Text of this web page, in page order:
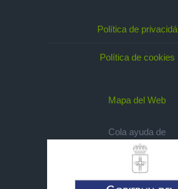
Política de privacidá
Política de cookies
Mapa del Web
Cola ayuda de